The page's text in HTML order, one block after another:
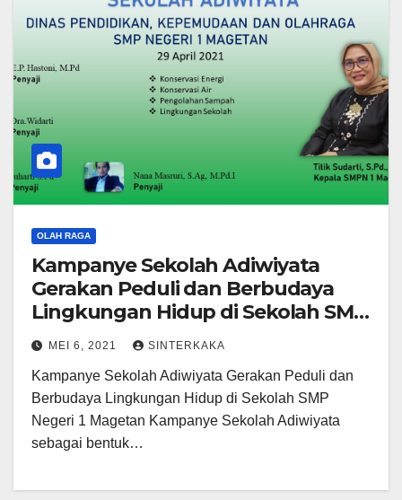
OLAH RAGA
Kampanye Sekolah Adiwiyata
Gerakan Peduli dan Berbudaya
Lingkungan Hidup di Sekolah SMP
Negeri 1 Magetan
MEI 6, 2021 SINTERKAKA
Kampanye Sekolah Adiwiyata Gerakan Peduli dan
Berbudaya Lingkungan Hidup di Sekolah SMP
Negeri 1 Magetan Kampanye Sekolah Adiwiyata
sebagai bentuk…